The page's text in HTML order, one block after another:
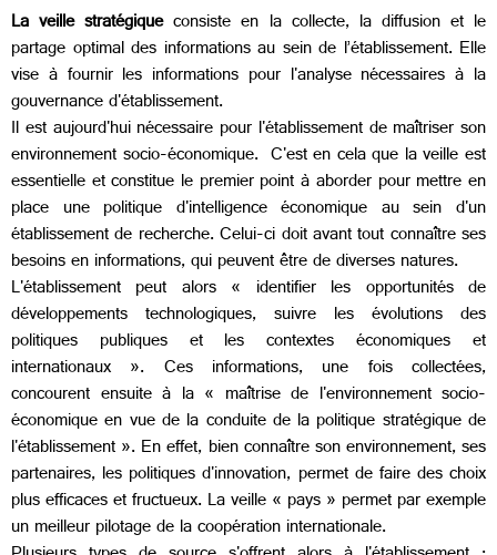
La veille stratégiqueconsiste en la collecte, la diffusion et le
partage optimal des informations au sein de l’établissement. Elle
vise à fournir les informations pour l'analyse nécessaires à la
gouvernance d'établissement.
Il est aujourd'hui nécessaire pour l'établissement de maîtriser son
environnement socio-économique. C'est en cela que la veille est
essentielle et constitue le premier point à aborder pour mettre en
place une politique d'intelligence économique au sein d'un
établissement de recherche. Celui-ci doit avant tout connaître ses
besoins en informations, qui peuvent être de diverses natures.
L'établissement peut alors « identifier les opportunités de
développements technologiques, suivre les évolutions des
politiques publiques et les contextes économiques et
internationaux ». Ces informations, une fois collectées,
concourent ensuite à la « maîtrise de l'environnement socio-
économique en vue de la conduite de la politique stratégique de
l'établissement ». En effet, bien connaître son environnement, ses
partenaires, les politiques d'innovation, permet de faire des choix
plus efficaces et fructueux. La veille « pays » permet par exemple
un meilleur pilotage de la coopération internationale.